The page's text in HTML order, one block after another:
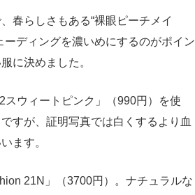
春らしさもある“裸眼ピーチメイ
ディングを濃いめにするのがポイン
に決めました。
ウィートピンク」（990円）を使
すが、証明写真では白くするより血
ます。
21N」（3700円）。ナチュラルな